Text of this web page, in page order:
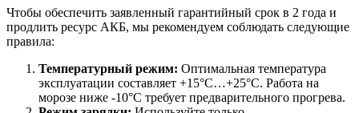
Чтобы обеспечить заявленный гарантийный срок в 2 года и
продлить ресурс АКБ, мы рекомендуем соблюдать следующие
правила:
Температурный режим: Оптимальная температура
эксплуатации составляет +15°C…+25°C. Работа на
морозе ниже -10°C требует предварительного прогрева.